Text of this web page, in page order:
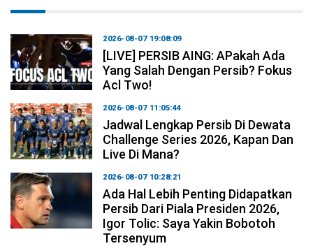
2026-08-07 19:08:09
[LIVE] PERSIB AING: APakah Ada
Yang Salah Dengan Persib? Fokus
Acl Two!
2026-08-07 11:05:44
Jadwal Lengkap Persib Di Dewata
Challenge Series 2026, Kapan Dan
Live Di Mana?
2026-08-07 10:28:21
Ada Hal Lebih Penting Didapatkan
Persib Dari Piala Presiden 2026,
Igor Tolic: Saya Yakin Bobotoh
Tersenyum